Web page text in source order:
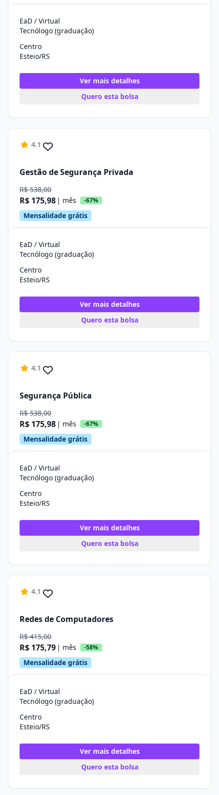
EaD / Virtual
Tecnólogo (graduação)
Centro
Esteio/RS
Ver mais detalhes
Quero esta bolsa
4.1
Gestão de Segurança Privada
R$ 538,00
R$ 175,98 | mês -67%
Mensalidade grátis
EaD / Virtual
Tecnólogo (graduação)
Centro
Esteio/RS
Ver mais detalhes
Quero esta bolsa
4.1
Segurança Pública
R$ 538,00
R$ 175,98 | mês -67%
Mensalidade grátis
EaD / Virtual
Tecnólogo (graduação)
Centro
Esteio/RS
Ver mais detalhes
Quero esta bolsa
4.1
Redes de Computadores
R$ 415,00
R$ 175,79 | mês -58%
Mensalidade grátis
EaD / Virtual
Tecnólogo (graduação)
Centro
Esteio/RS
Ver mais detalhes
Quero esta bolsa